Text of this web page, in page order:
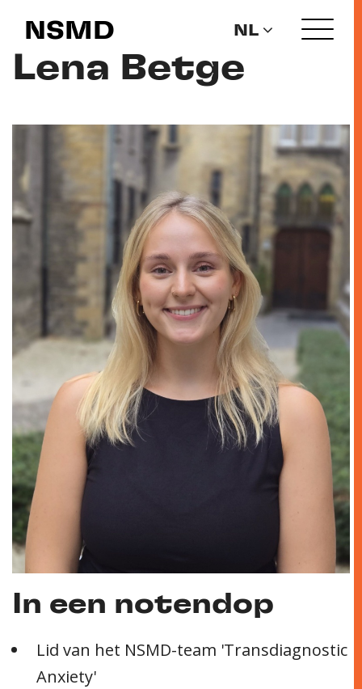
NSMD NL
Lena Betge
In een notendop
Lid van het NSMD-team 'Transdiagnostic
Anxiety'